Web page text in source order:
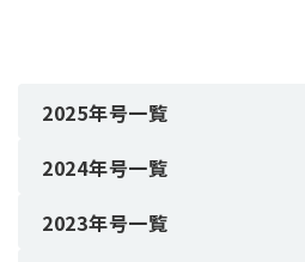
2025年号一覧
2024年号一覧
2023年号一覧